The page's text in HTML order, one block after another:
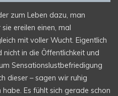
zum Leben dazu, man
ereilen einen, mal
mit voller Wucht. Eigentlich
in die Öffentlichkeit und
Sensationslustbefriedigung
dieser – sagen wir ruhig
Es fühlt sich gerade schon